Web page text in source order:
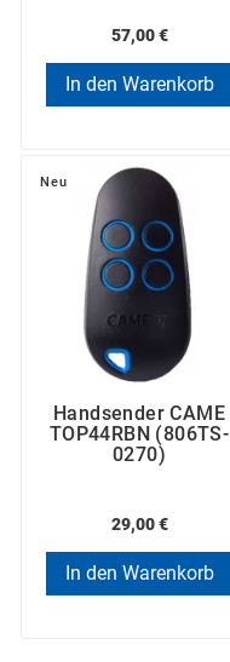
57,00 €
In den Warenkorb
Neu
Handsender CAME
TOP44RBN (806TS-
0270)
29,00 €
In den Warenkorb